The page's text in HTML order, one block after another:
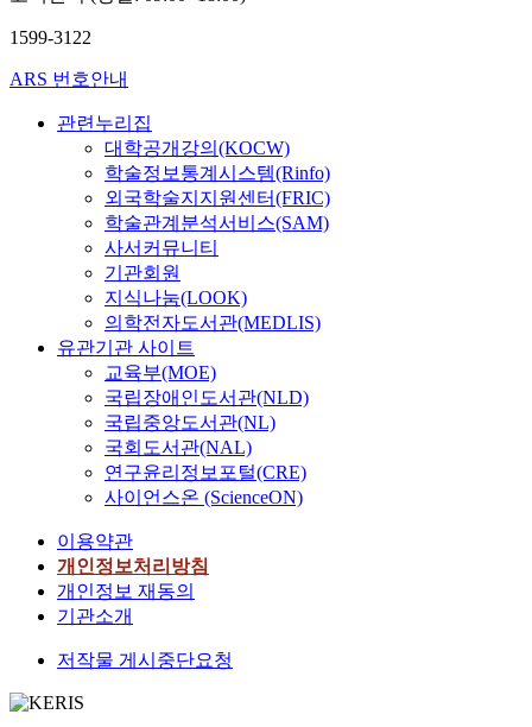
1599-3122
ARS 번호안내
관련누리집
대학공개강의(KOCW)
학술정보통계시스템(Rinfo)
외국학술지지원센터(FRIC)
학술관계분석서비스(SAM)
사서커뮤니티
기관회원
지식나눔(LOOK)
의학전자도서관(MEDLIS)
유관기관 사이트
교육부(MOE)
국립장애인도서관(NLD)
국립중앙도서관(NL)
국회도서관(NAL)
연구윤리정보포털(CRE)
사이언스온 (ScienceON)
이용약관
개인정보처리방침
개인정보 재동의
기관소개
저작물 게시중단요청